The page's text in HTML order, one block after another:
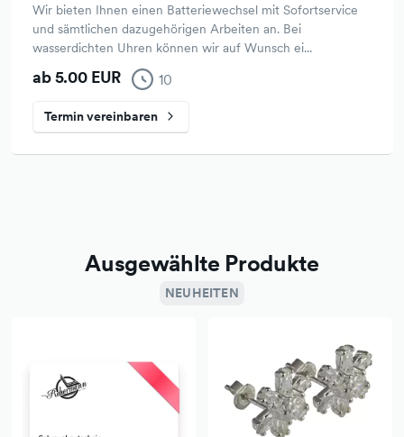
Wir bieten Ihnen einen Batteriewechsel mit Sofortservice
und sämtlichen dazugehörigen Arbeiten an. Bei
wasserdichten Uhren können wir auf Wunsch ei...
ab 5.00 EUR 10
Termin vereinbaren
Ausgewählte Produkte
NEUHEITEN